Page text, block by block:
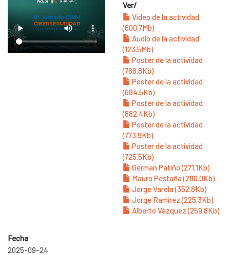
Ver/
Video de la actividad
(600.7Mb)
Audio de la actividad
(123.5Mb)
Poster de la actividad
(768.8Kb)
Poster de la actividad
(684.5Kb)
Poster de la actividad
(882.4Kb)
Poster de la actividad
(773.9Kb)
Poster de la actividad
(725.5Kb)
German Patiño (271.1Kb)
Mauro Pestaña (280.0Kb)
Jorge Varela (352.8Kb)
Jorge Ramírez (225.3Kb)
Alberto Vázquez (259.8Kb)
Fecha
2025-09-24